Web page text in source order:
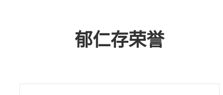
郁仁存荣誉